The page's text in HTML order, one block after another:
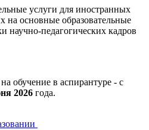
услуги для иностранных
на основные образовательные
научно-педагогических кадров
обучение в аспирантуре - с
2026года.